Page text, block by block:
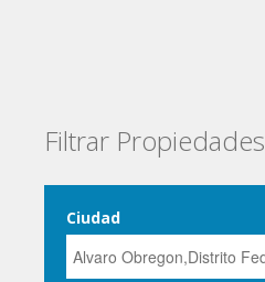
Filtrar Propiedades
Ciudad